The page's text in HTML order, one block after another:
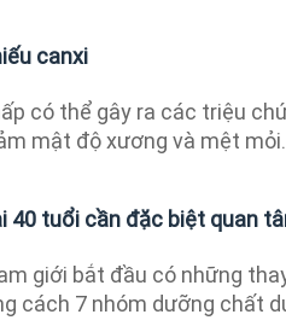
canxi
có thể gây ra các triệu
mật độ xương và mệt mỏi.
40 tuổi cần đặc biệt quan
giới bắt đầu có những
cách 7 nhóm dưỡng chất